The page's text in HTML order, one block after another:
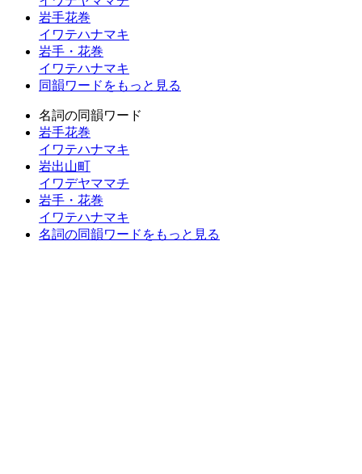
岩手花巻
イワテハナマキ
岩手・花巻
イワテハナマキ
同韻ワードをもっと見る
名詞の同韻ワード
岩手花巻
イワテハナマキ
岩出山町
イワデヤママチ
岩手・花巻
イワテハナマキ
名詞の同韻ワードをもっと見る